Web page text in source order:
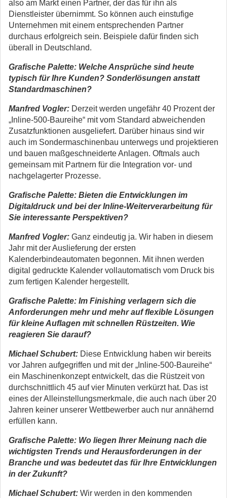
also am Markt einen Partner, der das für ihn als
Dienstleister übernimmt. So können auch einstufige
Unternehmen mit einem entsprechenden Partner
durchaus erfolgreich sein. Beispiele dafür finden sich
überall in Deutschland.
Grafische Palette: Welche Ansprüche sind heute
typisch für Ihre Kunden? Sonderlösungen anstatt
Standardmaschinen?
Manfred Vogler: Derzeit werden ungefähr 40 Prozent der
„Inline-500-Baureihe“ mit vom Standard abweichenden
Zusatzfunktionen ausgeliefert. Darüber hinaus sind wir
auch im Sondermaschinenbau unterwegs und projektieren
und bauen maßgeschneiderte Anlagen. Oftmals auch
gemeinsam mit Partnern für die Integration vor- und
nachgelagerter Prozesse.
Grafische Palette: Bieten die Entwicklungen im
Digitaldruck und bei der Inline-Weiterverarbeitung für
Sie interessante Perspektiven?
Manfred Vogler: Ganz eindeutig ja. Wir haben in diesem
Jahr mit der Auslieferung der ersten
Kalenderbindeautomaten begonnen. Mit ihnen werden
digital gedruckte Kalender vollautomatisch vom Druck bis
zum fertigen Kalender hergestellt.
Grafische Palette: Im Finishing verlagern sich die
Anforderungen mehr und mehr auf flexible Lösungen
für kleine Auflagen mit schnellen Rüstzeiten. Wie
reagieren Sie darauf?
Michael Schubert: Diese Entwicklung haben wir bereits
vor Jahren aufgegriffen und mit der „Inline-500-Baureihe“
ein Maschinenkonzept entwickelt, das die Rüstzeit von
durchschnittlich 45 auf vier Minuten verkürzt hat. Das ist
eines der Alleinstellungsmerkmale, die auch nach über 20
Jahren keiner unserer Wettbewerber auch nur annähernd
erfüllen kann.
Grafische Palette: Wo liegen Ihrer Meinung nach die
wichtigsten Trends und Herausforderungen in der
Branche und was bedeutet das für Ihre Entwicklungen
in der Zukunft?
Michael Schubert: Wir werden in den kommenden